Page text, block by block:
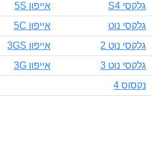
גלקסי S4
אייפון 5S
גלקסי נוט
אייפון 5C
גלקסי נוט 2
אייפון 3GS
גלקסי נוט 3
אייפון 3G
נקסוס 4